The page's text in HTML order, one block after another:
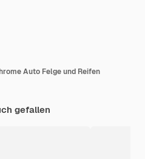
Auto Felge und Reifen
gefallen